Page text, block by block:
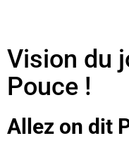
Vision du
Pouce !
Allez on dit